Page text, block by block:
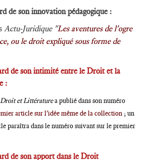
de son innovation pédagogique :
Actu-Juridique "Les aventures de l'ogre
ou le droit expliqué sous forme de
de son intimité entre le Droit et la
:
Droit et Littératurea publié dans son numéro
article sur l'idée même de la collection ; un
paraîtra dans le numéro suivant sur le premier
de son apport dans le Droit